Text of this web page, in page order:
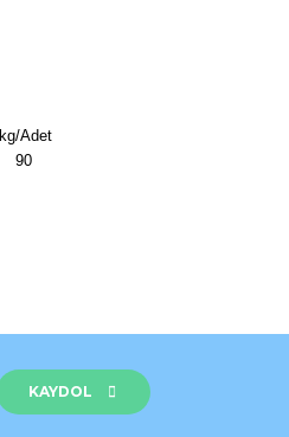
kg/Adet
90
KAYDOL